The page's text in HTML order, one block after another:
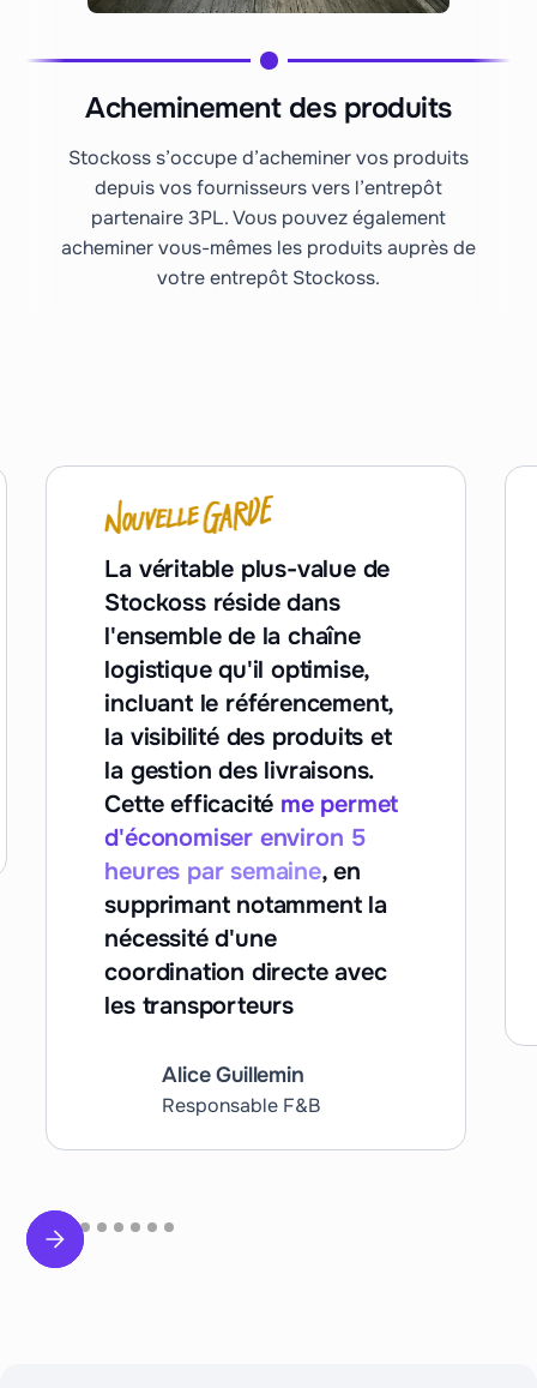
Acheminement des produits
Stockoss s’occupe d’acheminer vos produits
depuis vos fournisseurs vers l’entrepôt
partenaire 3PL. Vous pouvez également
acheminer vous-mêmes les produits auprès de
votre entrepôt Stockoss.
La véritable plus-value de
Stockoss réside dans
l'ensemble de la chaîne
logistique qu'il optimise,
incluant le référencement,
la visibilité des produits et
la gestion des livraisons.
Cette efficacité me permet
d'économiser environ 5
heures par semaine, en
supprimant notamment la
nécessité d'une
coordination directe avec
les transporteurs
Alice Guillemin
Responsable F&B
Slide 2 of 9.